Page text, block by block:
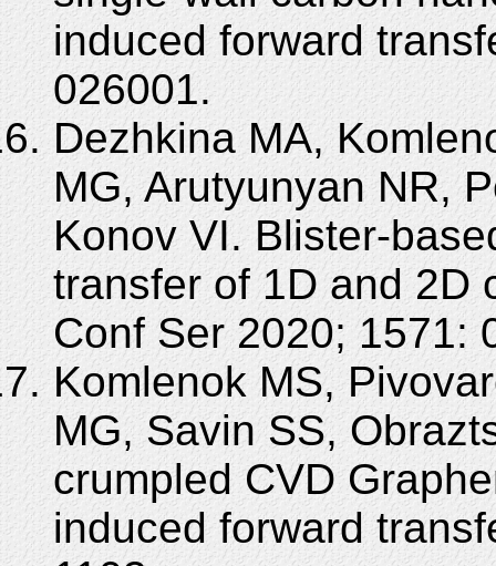
induced forward
026001.
Dezhkina MA,
MG, Arutyunyan NR,
Konov VI. Blister-
transfer of 1D and 2D
Conf Ser 2020; 1571:
Komlenok MS,
MG, Savin SS,
crumpled CVD
induced forward